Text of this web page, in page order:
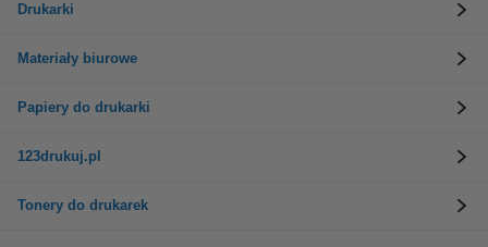
Drukarki
Materiały biurowe
Papiery do drukarki
123drukuj.pl
Tonery do drukarek